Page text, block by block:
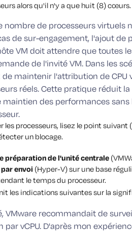
alors qu'il n'y a que huit (8) cœurs.
nombre de processeurs virtuels
de sur-engagement, l'ajout de
VM doit attendre que toutes
de l'invité VM. Dans les
de maintenir l'attribution de
réels. Cette pratique réduit
des performances
les processeurs, lisez le point
un blocage.
préparation de l'unité centrale
envoi (Hyper-V) sur une base
le temps du processeur.
les indications suivantes sur la
VMware recommandait de
vCPU. D'après mon